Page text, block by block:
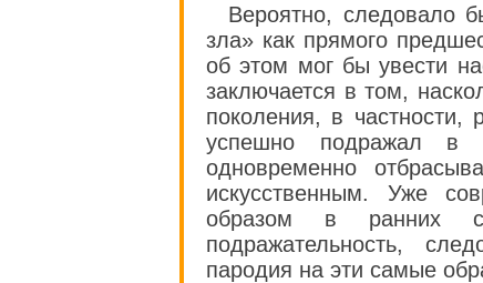
Вероятно, следовало
зла» как прямого
об этом мог бы увести
заключается в том,
поколения, в частности,
успешно подражал в
одновременно
искусственным. Уже
образом в ранних
подражательность,
пародия на эти самые